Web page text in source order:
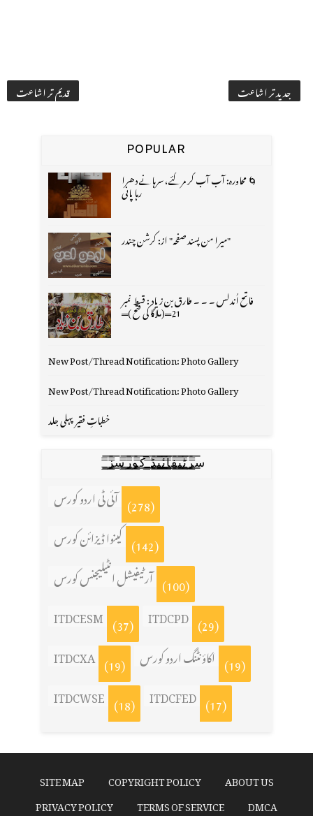
جدید تر اشاعت قدیم تر اشاعت
POPULAR
🌀 محاورہ: آب آب کر مر گئے، سرہانے دھرا
رہا پانی
"میرا من پسند صفحہ" از: کرشن چندر
فاتح اُندلس ۔ ۔ ۔ طارق بن زیاد : قسط نمبر
21═(ملاگا کی فتح )═
New Post/Thread Notification: Photo Gallery
New Post/Thread Notification: Photo Gallery
خطباتِ فقیر پہلی جلد
س̳̿͟͞ر̳̿͟͞ٹ̳̿͟͞ی̳̿͟͞ف̳̿͟͞ا̳̿͟͞ي̳̳̿ٔ̿͟͟͞͞ی̳̿͟͞ڈ̳̿͟͞ ̳̿͟͞ک̳̿͟͞و̳̿͟͞ر̳̿͟͞س̳̿͟͞ز̳̿͟͞
آئی ٹی اردو کورس (278)
کینوا ڈیزائن کورس (142)
آرٹیفیشل انٹیلیجنس کورس (100)
ITDCESM (37) ITDCPD (29)
ITDCXA (19) اکاؤنٹنگ اردو کورس (19)
ITDCWSE (18) ITDCFED (17)
ABOUT US
COPYRIGHT POLICY
SITE MAP
DMCA
TERMS OF SERVICE
PRIVACY POLICY